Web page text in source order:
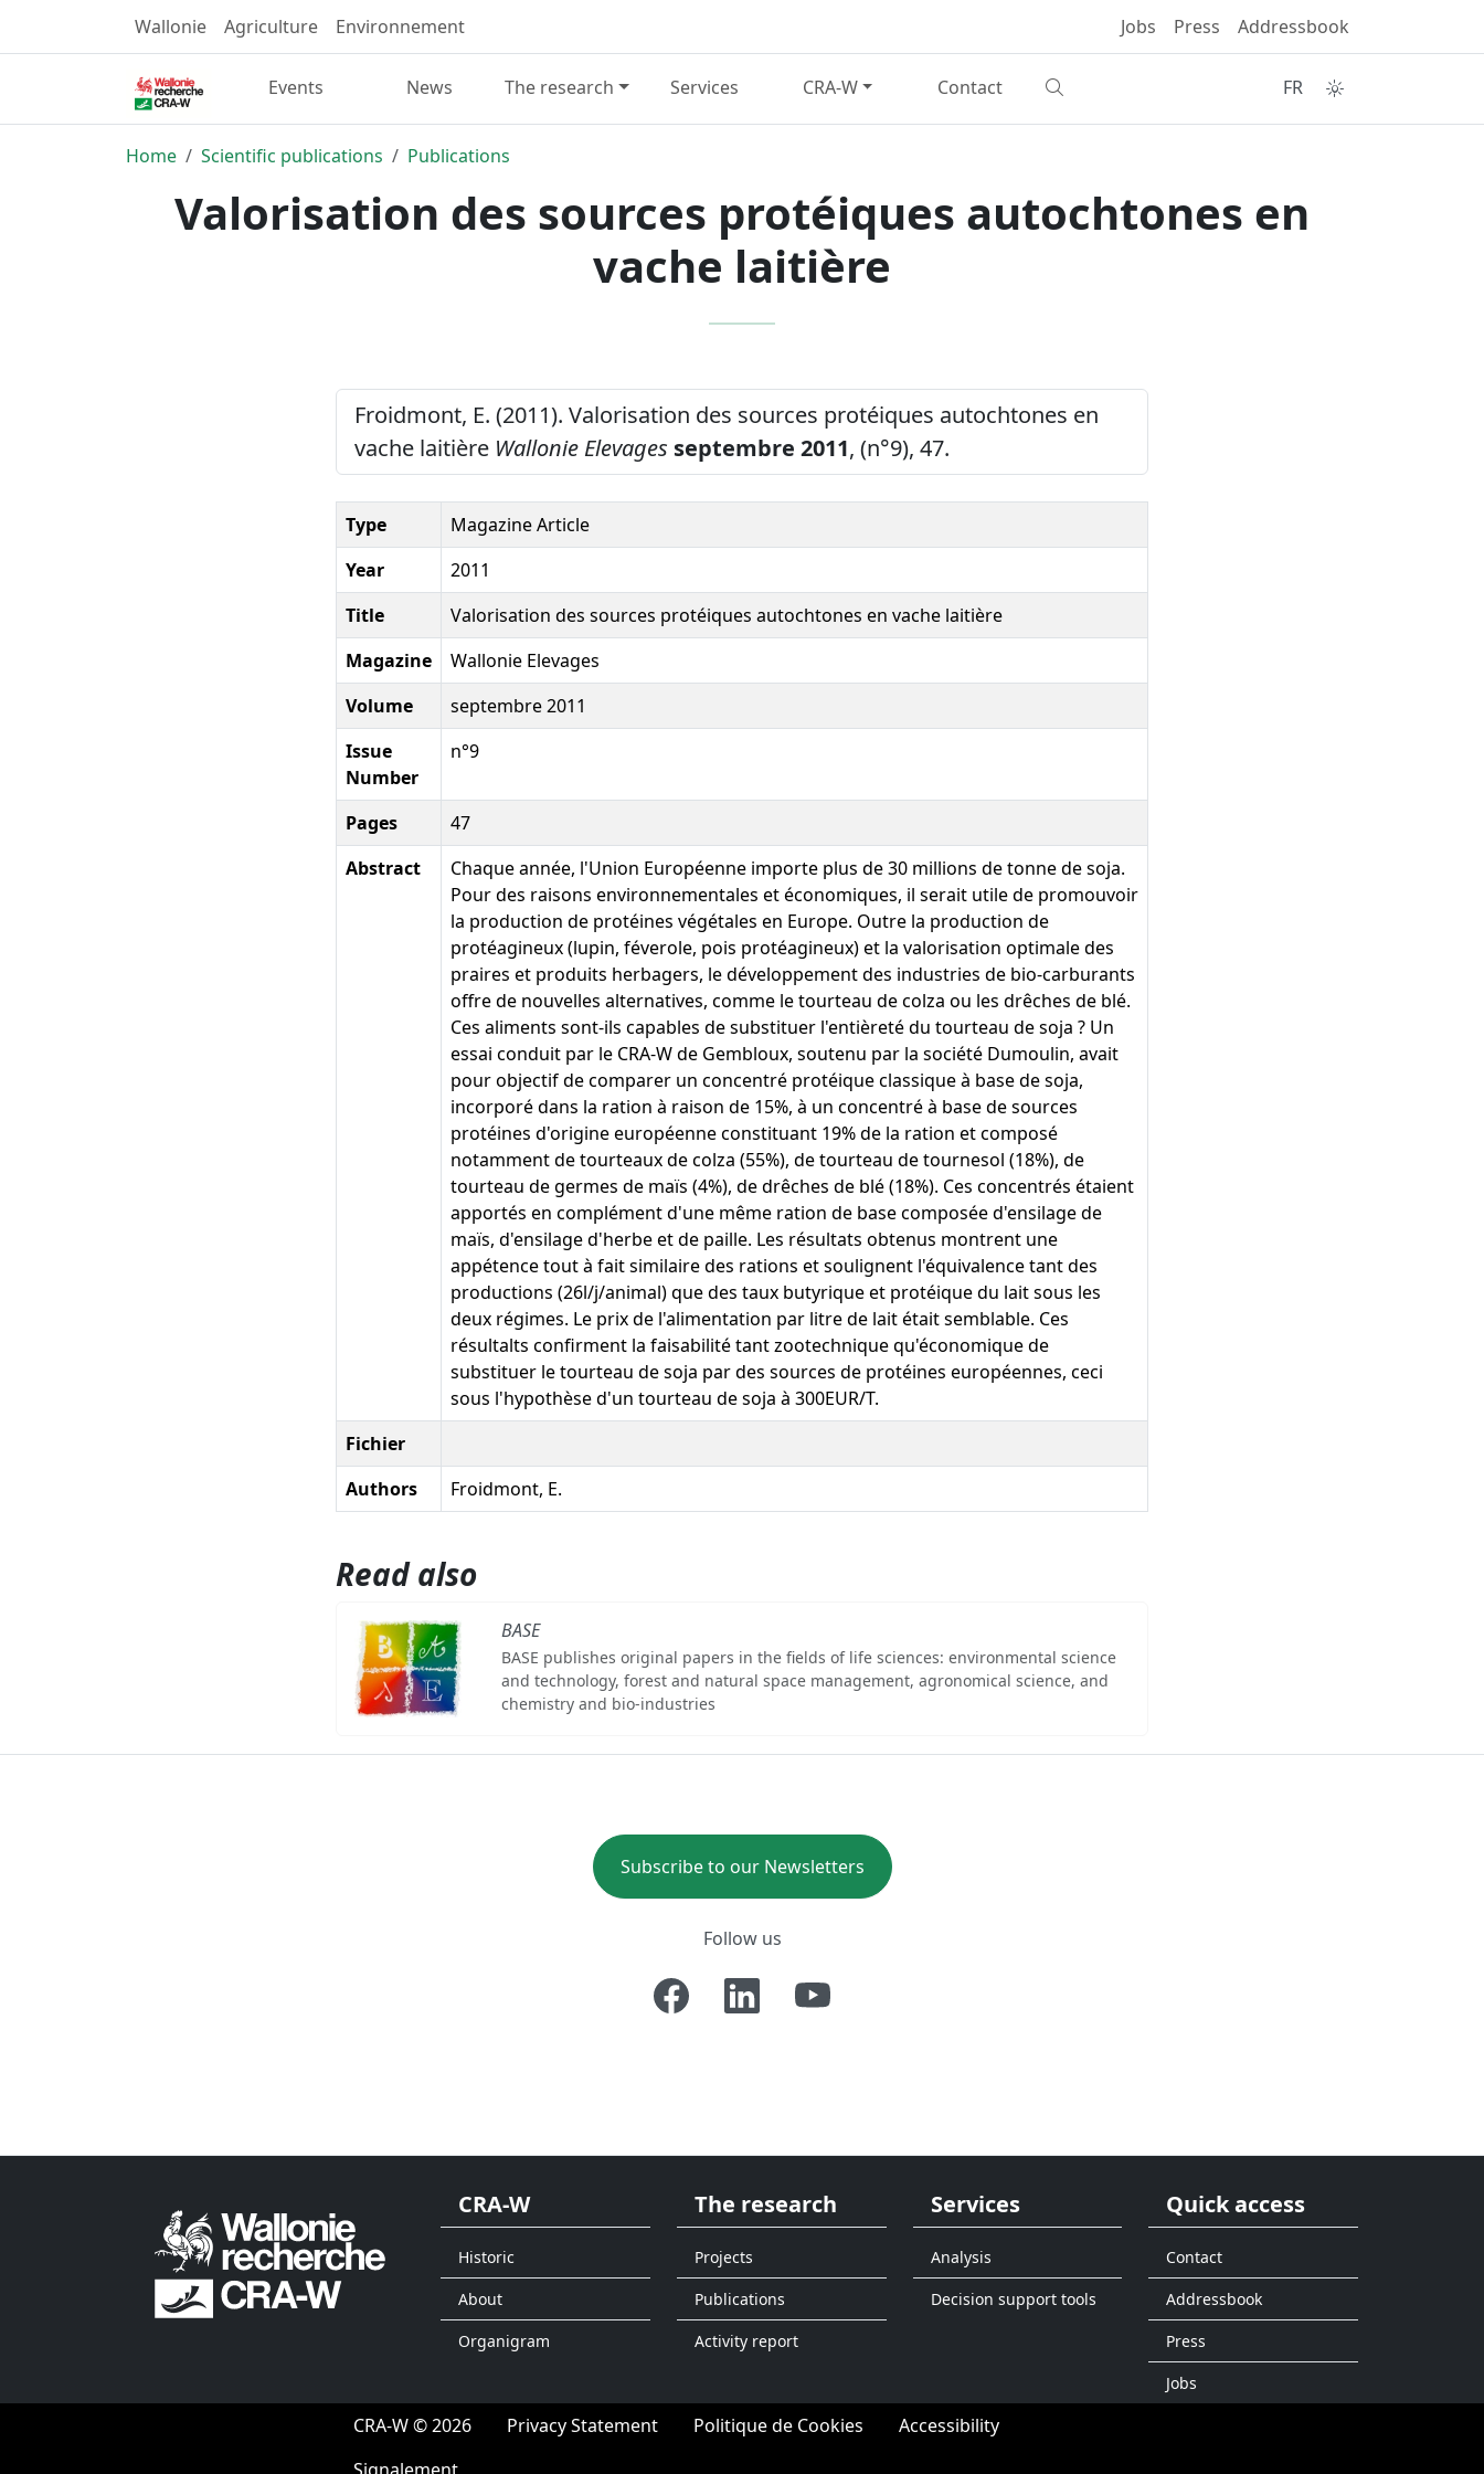
Wallonie Agriculture Environnement Jobs Press Addressbook
Events News The research Services CRA-W Contact FR
Home Scientific publications Publications
Valorisation des sources protéiques autochtones en
vache laitière
Froidmont, E. (2011). Valorisation des sources protéiques autochtones en
vache laitière Wallonie Elevages septembre 2011, (n°9), 47.
Type
Magazine Article
Year
2011
Title
Valorisation des sources protéiques autochtones en vache laitière
Magazine
Wallonie Elevages
Volume
septembre 2011
Issue
Number
n°9
Pages
47
Abstract
Chaque année, l'Union Européenne importe plus de 30 millions de tonne de soja.
Pour des raisons environnementales et économiques, il serait utile de promouvoir
la production de protéines végétales en Europe. Outre la production de
protéagineux (lupin, féverole, pois protéagineux) et la valorisation optimale des
praires et produits herbagers, le développement des industries de bio-carburants
offre de nouvelles alternatives, comme le tourteau de colza ou les drêches de blé.
Ces aliments sont-ils capables de substituer l'entièreté du tourteau de soja ? Un
essai conduit par le CRA-W de Gembloux, soutenu par la société Dumoulin, avait
pour objectif de comparer un concentré protéique classique à base de soja,
incorporé dans la ration à raison de 15%, à un concentré à base de sources
protéines d'origine européenne constituant 19% de la ration et composé
notamment de tourteaux de colza (55%), de tourteau de tournesol (18%), de
tourteau de germes de maïs (4%), de drêches de blé (18%). Ces concentrés étaient
apportés en complément d'une même ration de base composée d'ensilage de
maïs, d'ensilage d'herbe et de paille. Les résultats obtenus montrent une
appétence tout à fait similaire des rations et soulignent l'équivalence tant des
productions (26l/j/animal) que des taux butyrique et protéique du lait sous les
deux régimes. Le prix de l'alimentation par litre de lait était semblable. Ces
résultalts confirment la faisabilité tant zootechnique qu'économique de
substituer le tourteau de soja par des sources de protéines européennes, ceci
sous l'hypothèse d'un tourteau de soja à 300EUR/T.
Fichier
Authors
Froidmont, E.
Read also
BASE
BASE publishes original papers in the fields of life sciences: environmental science
and technology, forest and natural space management, agronomical science, and
chemistry and bio-industries
Subscribe to our Newsletters
Follow us
CRA-W
Historic
About
Organigram
The research
Projects
Publications
Activity report
Services
Analysis
Decision support tools
Quick access
Contact
Addressbook
Press
Jobs
CRA-W © 2026 Privacy Statement Politique de Cookies
Accessibility
Signalement